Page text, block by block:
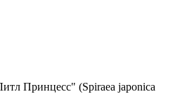
Принцесс" (Spiraea japonica